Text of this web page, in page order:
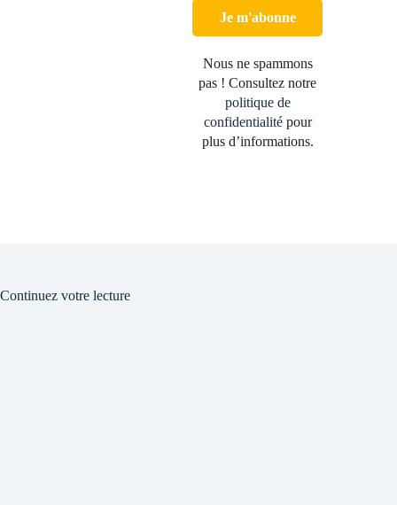
Nous ne spammons
pas ! Consultez notre
politique de
confidentialitépour
plus d’informations.
Continuez votre lecture